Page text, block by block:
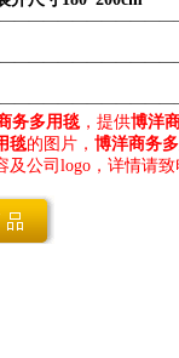
务多用毯，提供博洋
毯的图片， 博洋商务
公司logo，详情请致